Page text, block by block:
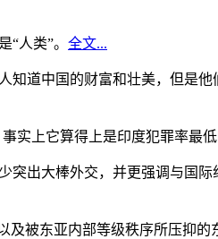
人类”。 全文...
知道中国的财富和壮美，但是
实上它算得上是印度犯罪率最低
突出大棒外交，并更强调与国
及被东亚内部等级秩序所压抑的